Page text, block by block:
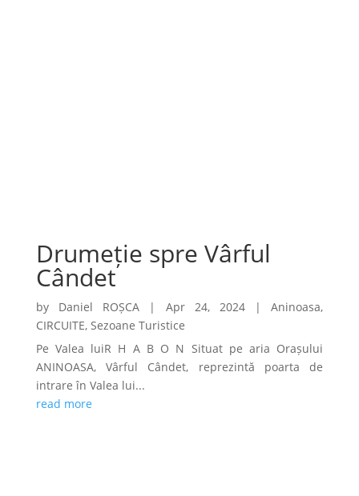
Drumeție spre Vârful
Cândet
by Daniel ROȘCA | Apr 24, 2024|Aninoasa,
CIRCUITE, Sezoane Turistice
Pe Valea luiR H A B O N Situat pe aria Orașului
ANINOASA, Vârful Cândet, reprezintă poarta de
intrare în Valea lui...
read more